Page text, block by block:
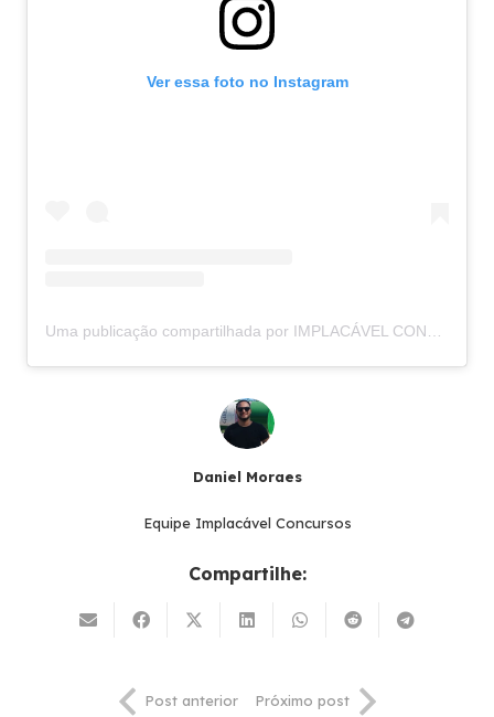
Ver essa foto no Instagram
Uma publicação compartilhada por IMPLACÁVEL CONCURSOS (@implacavelconcursos)
Daniel Moraes
Equipe Implacável Concursos
Compartilhe:
Post anterior Próximo post